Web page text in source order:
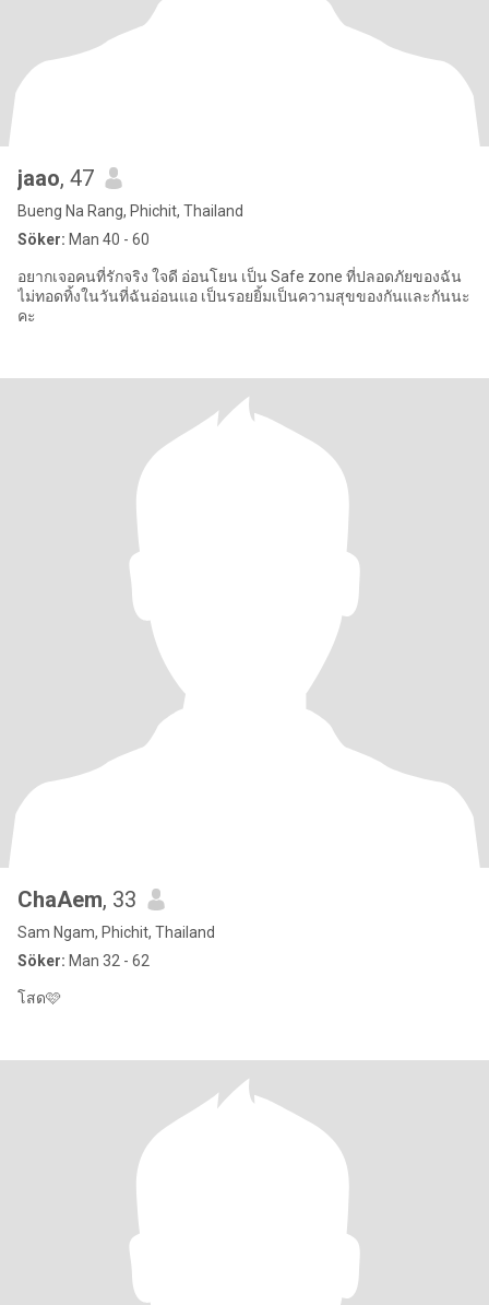
jaao, 47
Bueng Na Rang, Phichit, Thailand
Söker: Man 40 - 60
อยากเจอคนที่รักจริง ใจดี อ่อนโยน เป็น Safe zone ที่ปลอดภัยของฉัน
ไม่ทอดทิ้งในวันที่ฉันอ่อนแอ เป็นรอยยิ้มเป็นความสุขของกันและกันนะ
คะ
ChaAem, 33
Sam Ngam, Phichit, Thailand
Söker: Man 32 - 62
โสด🩷